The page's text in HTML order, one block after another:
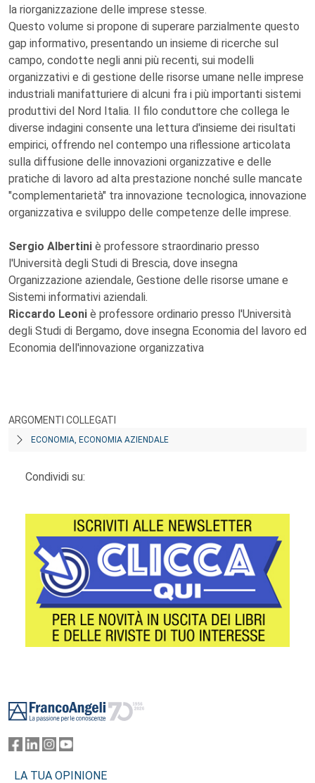
la riorganizzazione delle imprese stesse.
Questo volume si propone di superare parzialmente questo
gap informativo, presentando un insieme di ricerche sul
campo, condotte negli anni più recenti, sui modelli
organizzativi e di gestione delle risorse umane nelle imprese
industriali manifatturiere di alcuni fra i più importanti sistemi
produttivi del Nord Italia. Il filo conduttore che collega le
diverse indagini consente una lettura d'insieme dei risultati
empirici, offrendo nel contempo una riflessione articolata
sulla diffusione delle innovazioni organizzative e delle
pratiche di lavoro ad alta prestazione nonché sulle mancate
"complementarietà" tra innovazione tecnologica, innovazione
organizzativa e sviluppo delle competenze delle imprese.
Sergio Albertini è professore straordinario presso
l'Università degli Studi di Brescia, dove insegna
Organizzazione aziendale, Gestione delle risorse umane e
Sistemi informativi aziendali.
Riccardo Leoni è professore ordinario presso l'Università
degli Studi di Bergamo, dove insegna Economia del lavoro ed
Economia dell'innovazione organizzativa
ARGOMENTI COLLEGATI
ECONOMIA, ECONOMIA AZIENDALE
Condividi su:
LA TUA OPINIONE